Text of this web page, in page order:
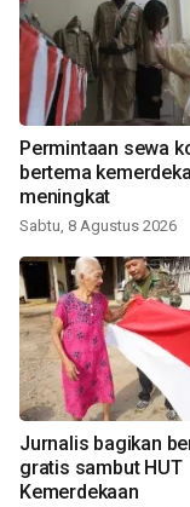
Permintaan sewa
bertema
meningkat
Sabtu, 8 Agustus 2026
Jurnalis bagikan
gratis sambut HUT
Kemerdekaan